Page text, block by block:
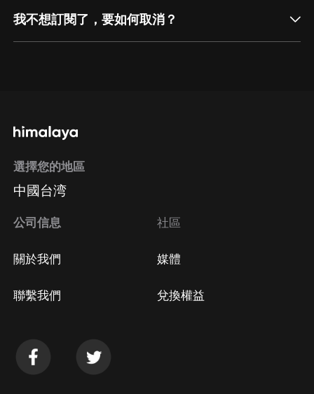
我不想訂閱了，要如何取消？
方法 Google Play取消訂閱方法
選擇您的地區
中國台湾
公司信息
關於我們
聯繫我們
社區
媒體
兌換權益